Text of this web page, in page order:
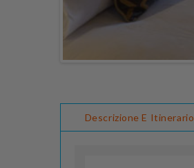
Descrizione E Itinerario